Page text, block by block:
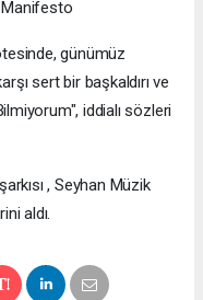
Manifesto
günümüz
sert bir başkaldırı ve
iddialı sözleri
, Seyhan Müzik
aldı.